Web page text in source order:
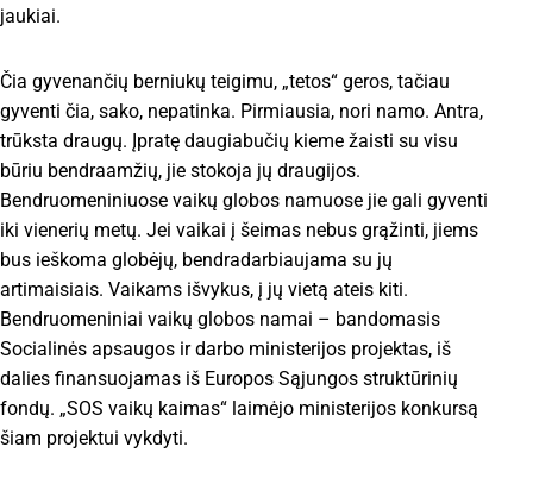
jaukiai.
Čia gyvenančių berniukų teigimu, „tetos“ geros, tačiau
gyventi čia, sako, nepatinka. Pirmiausia, nori namo. Antra,
trūksta draugų. Įpratę daugiabučių kieme žaisti su visu
būriu bendraamžių, jie stokoja jų draugijos.
Bendruomeniniuose vaikų globos namuose jie gali gyventi
iki vienerių metų. Jei vaikai į šeimas nebus grąžinti, jiems
bus ieškoma globėjų, bendradarbiaujama su jų
artimaisiais. Vaikams išvykus, į jų vietą ateis kiti.
Bendruomeniniai vaikų globos namai – bandomasis
Socialinės apsaugos ir darbo ministerijos projektas, iš
dalies finansuojamas iš Europos Sąjungos struktūrinių
fondų. „SOS vaikų kaimas“ laimėjo ministerijos konkursą
šiam projektui vykdyti.